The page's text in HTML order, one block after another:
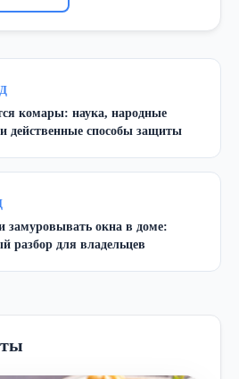
комары: наука, народные
и действенные способы защиты
замуровывать окна в доме:
разбор для владельцев